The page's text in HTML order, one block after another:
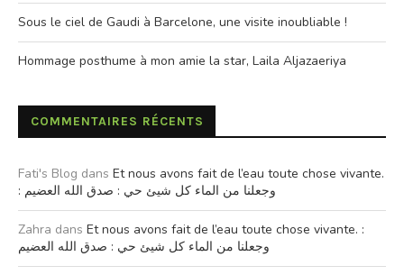
Sous le ciel de Gaudi à Barcelone, une visite inoubliable !
Hommage posthume à mon amie la star, Laila Aljazaeriya
COMMENTAIRES RÉCENTS
Fati's Blog dans Et nous avons fait de l’eau toute chose vivante.
: وجعلنا من الماء كل شيئ حي : صدق الله العضيم
Zahra dans Et nous avons fait de l’eau toute chose vivante. :
وجعلنا من الماء كل شيئ حي : صدق الله العضيم